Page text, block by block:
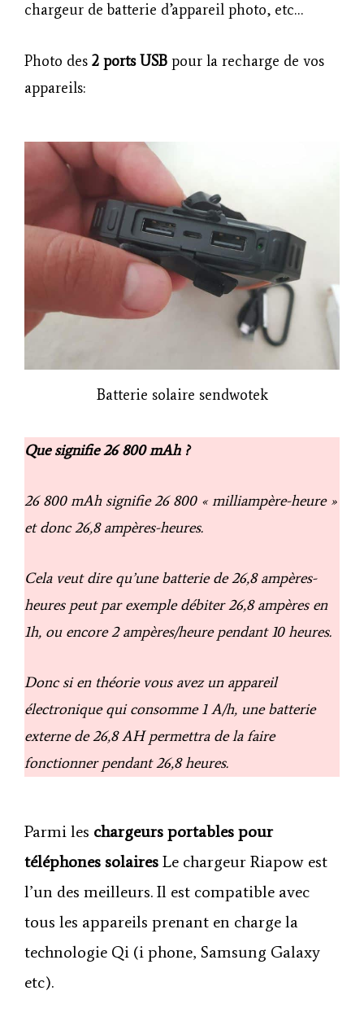
chargeur de batterie d’appareil photo, etc…
Photo des 2 ports USB pour la recharge de vos
appareils:
Batterie solaire sendwotek
Que signifie 26 800 mAh ?
26 800 mAh signifie 26 800 « milliampère-heure »
et donc 26,8 ampères-heures.
Cela veut dire qu’une batterie de 26,8 ampères-
heures peut par exemple débiter 26,8 ampères en
1h, ou encore 2 ampères/heure pendant 10 heures.
Donc si en théorie vous avez un appareil
électronique qui consomme 1 A/h, une batterie
externe de 26,8 AH permettra de la faire
fonctionner pendant 26,8 heures.
Parmi les chargeurs portables pour
téléphones solaires Le chargeur Riapow est
l’un des meilleurs. Il est compatible avec
tous les appareils prenant en charge la
technologie Qi (i phone, Samsung Galaxy
etc).